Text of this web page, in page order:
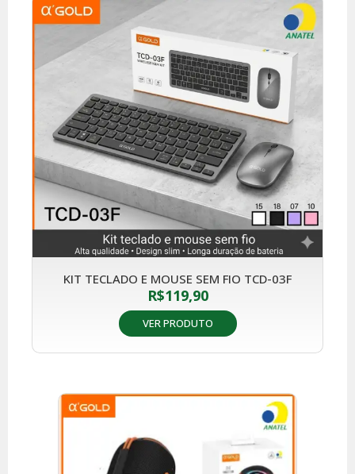
KIT TECLADO E MOUSE SEM FIO TCD-03F
R$119,90
VER PRODUTO